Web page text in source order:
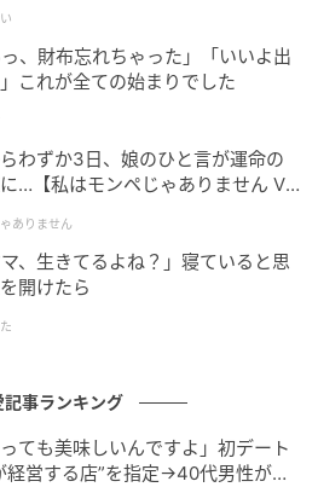
、財布忘れちゃった」「いいよ出
これが全ての始まりでした
わずか3日、娘のひと言が運命の
…【私はモンペじゃありません Vo
ありません
、生きてるよね？」寝ていると思
開けたら
記事ランキング
ても美味しいんですよ」初デート
経営する店”を指定→40代男性が向